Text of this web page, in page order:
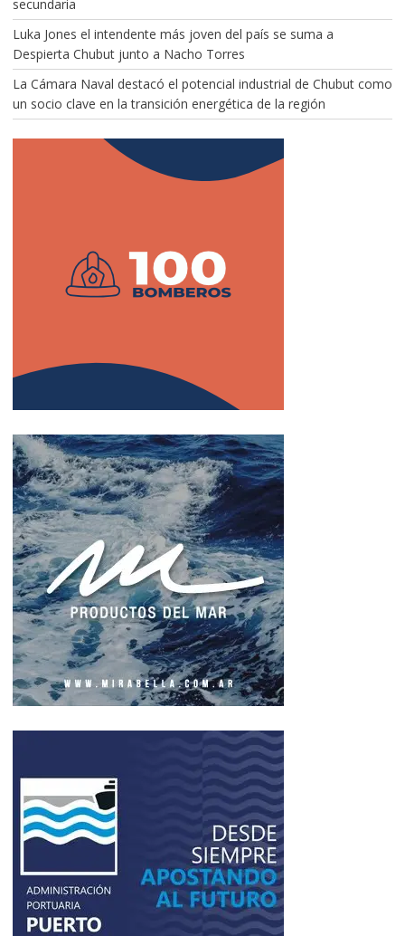
secundaria
Luka Jones el intendente más joven del país se suma a
Despierta Chubut junto a Nacho Torres
La Cámara Naval destacó el potencial industrial de Chubut como
un socio clave en la transición energética de la región